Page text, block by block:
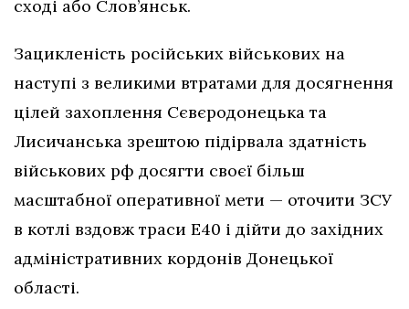
сході або Слов’янськ.
Зацикленість російських військових на
наступі з великими втратами для досягнення
цілей захоплення Сєвєродонецька та
Лисичанська зрештою підірвала здатність
військових рф досягти своєї більш
масштабної оперативної мети — оточити ЗСУ
в котлі вздовж траси Е40 і дійти до західних
адміністративних кордонів Донецької
області.